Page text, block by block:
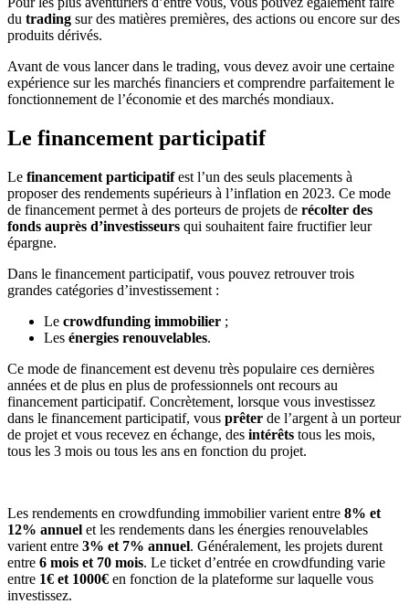
du trading sur des matières premières, des actions ou encore sur des
produits dérivés.
Avant de vous lancer dans le trading, vous devez avoir une certaine
expérience sur les marchés financiers et comprendre parfaitement le
fonctionnement de l’économie et des marchés mondiaux.
Le financement participatif
Le financement participatifest l’un des seuls placements à
proposer des rendements supérieurs à l’inflation en 2023. Ce mode
de financement permet à des porteurs de projets de récolter des
fonds auprès d’investisseurs qui souhaitent faire fructifier leur
épargne.
Dans le financement participatif, vous pouvez retrouver trois
grandes catégories d’investissement :
Le crowdfunding immobilier ;
Les énergies renouvelables.
Ce mode de financement est devenu très populaire ces dernières
années et de plus en plus de professionnels ont recours au
financement participatif. Concrètement, lorsque vous investissez
dans le financement participatif, vous prêter de l’argent à un porteur
de projet et vous recevez en échange, des intérêts tous les mois,
tous les 3 mois ou tous les ans en fonction du projet.
Les rendements en crowdfunding immobilier varient entre 8% et
12% annuel et les rendements dans les énergies renouvelables
varient entre 3% et 7% annuel. Généralement, les projets durent
entre 6 mois et 70 mois. Le ticket d’entrée en crowdfunding varie
entre 1€ et 1000€ en fonction de la plateforme sur laquelle vous
investissez.